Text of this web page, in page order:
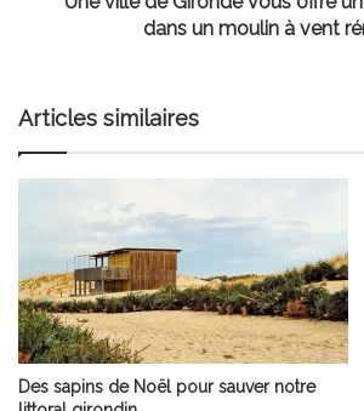
rénové
dans un moulin à vent
Articles similaires
Des sapins de Noël pour sauver notre